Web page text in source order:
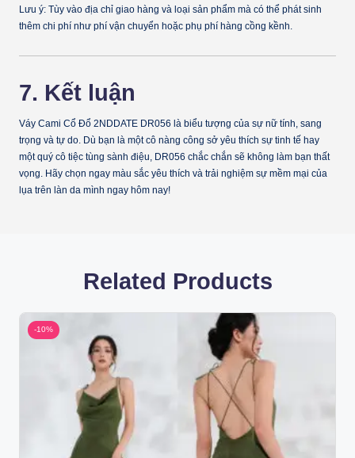
Lưu ý: Tùy vào địa chỉ giao hàng và loại sản phẩm mà có thể phát sinh
thêm chi phí như phí vận chuyển hoặc phụ phí hàng cồng kềnh.
7. Kết luận
Váy Cami Cổ Đổ 2NDDATE DR056 là biểu tượng của sự nữ tính, sang
trọng và tự do. Dù bạn là một cô nàng công sở yêu thích sự tinh tế hay
một quý cô tiệc tùng sành điệu, DR056 chắc chắn sẽ không làm bạn thất
vọng. Hãy chọn ngay màu sắc yêu thích và trải nghiệm sự mềm mại của
lụa trên làn da mình ngay hôm nay!
Related Products
-10%